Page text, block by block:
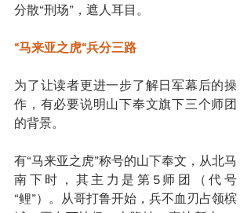
分散“刑场”，遮人耳目。
“马来亚之虎“兵分三路
为了让读者更进一步了解日军幕后的操
作，有必要说明山下奉文旗下三个师团
的背景。
有“马来亚之虎”称号的山下奉文，从北马
南下时，其主力是第5师团（代号
“鲤”）。从哥打鲁开始，兵不血刃占领槟